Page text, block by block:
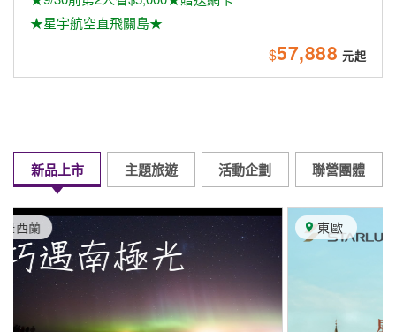
★星宇航空直飛關島★
$57,888
新品上市 主題旅遊 活動企劃 聯營團體
東歐